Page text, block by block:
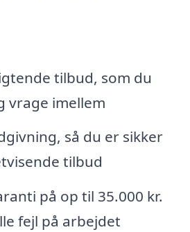
tilbud, som du
vrage imellem
så du er sikker
tilbud
på op til 35.000 kr.
fejl på arbejdet